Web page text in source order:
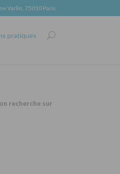
Varlin, 75010 Paris
pratiques
recherche sur